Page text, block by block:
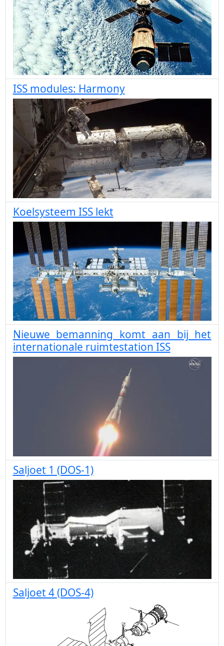
ISS modules: Harmony
Koelsysteem ISS lekt
Nieuwe bemanning komt aan bij het
internationale ruimtestation ISS
Saljoet 1 (DOS-1)
Saljoet 4 (DOS-4)